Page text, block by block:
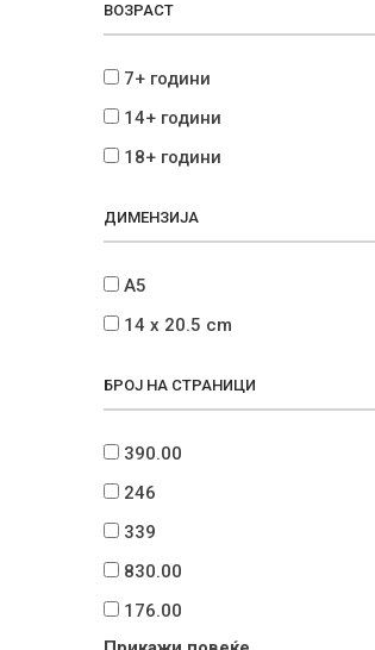
ВОЗРАСТ
7+ години
14+ години
18+ години
ДИМЕНЗИЈА
А5
14 x 20.5 cm
БРОЈ НА СТРАНИЦИ
390.00
246
339
830.00
176.00